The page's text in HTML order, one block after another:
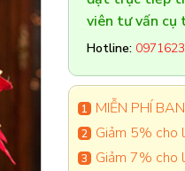
viên tư vấn cụ
Hotline:
MIỄN PHÍ
Giảm 5% cho
Giảm 7% cho